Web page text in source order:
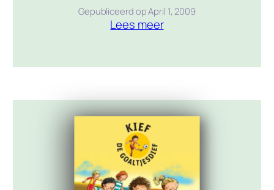
hockeyen. Maar het buitenlandse meisje
gedraagt zich erg mysterieus. Zahra en
en vallen van de ene verrassing in de
Gepubliceerd opApril 1, 2009
Lees meer